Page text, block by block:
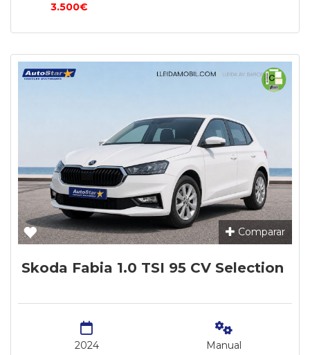
3.500€
Comparar
Skoda Fabia 1.0 TSI 95 CV Selection
2024 Manual